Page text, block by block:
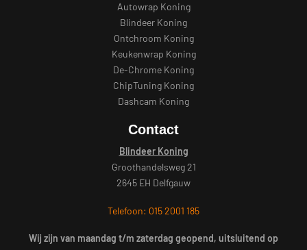
Autowrap Koning
Blindeer Koning
Ontchroom Koning
Keukenwrap Koning
De-Chrome Koning
ChipTuning Koning
Dashcam Koning
Contact
Blindeer Koning
Groothandelsweg 21
2645 EH Delfgauw
Telefoon: 015 2001 185
Wij zijn van maandag t/m zaterdag geopend, uitsluitend op